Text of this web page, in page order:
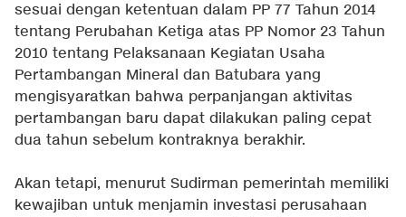
sesuai dengan ketentuan dalam PP 77 Tahun 2014
tentang Perubahan Ketiga atas PP Nomor 23 Tahun
2010 tentang Pelaksanaan Kegiatan Usaha
Pertambangan Mineral dan Batubara yang
mengisyaratkan bahwa perpanjangan aktivitas
pertambangan baru dapat dilakukan paling cepat
dua tahun sebelum kontraknya berakhir.
Akan tetapi, menurut Sudirman pemerintah memiliki
kewajiban untuk menjamin investasi perusahaan